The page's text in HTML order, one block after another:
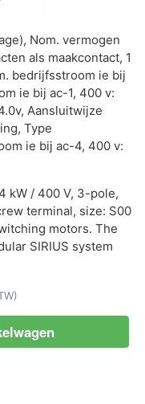
Nom. vermogen
als maakcontact, 1
bedrijfsstroom ie bij
ie bij ac-1, 400 v:
Aansluitwijze
Type
ie bij ac-4, 400 v:
kW / 400 V, 3-pole,
terminal, size: S00
motors. The
SIRIUS system